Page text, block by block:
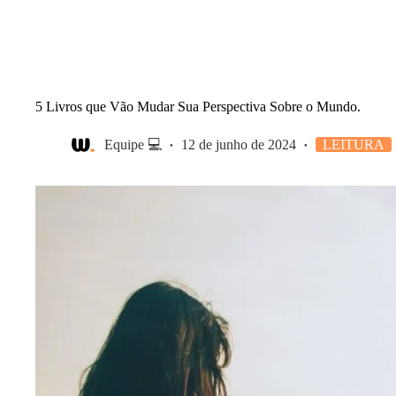
5 Livros que Vão Mudar Sua Perspectiva Sobre o Mundo.
Equipe 💻 12 de junho de 2024 LEITURA